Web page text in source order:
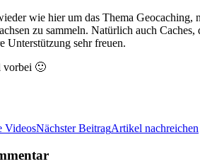
wie hier um das Thema Geocaching,
zu sammeln. Natürlich auch
Unterstützung sehr freuen.
vorbei 🙂
VideosNächster BeitragArtikel nachreichen